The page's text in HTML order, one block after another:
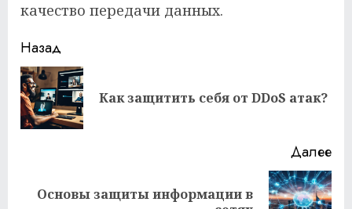
качество передачи данных.
Продолжить
чтение
Назад
Как защитить себя от DDoS атак?
Далее
Следующая
Основы защиты информации в